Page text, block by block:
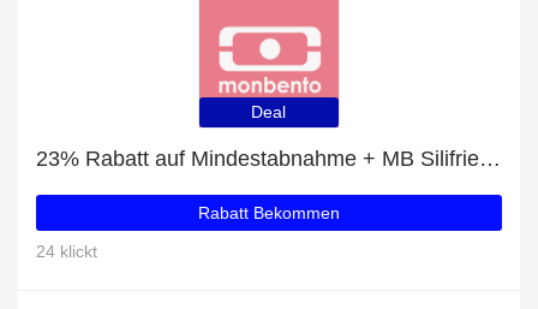
Deal
23% Rabatt auf Mindestabnahme + MB Silifriends mit 30% Rabatt
Rabatt Bekommen
24 klickt